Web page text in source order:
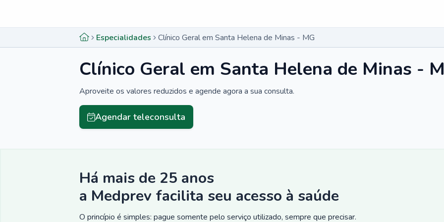
Especialidades Clínico Geral em Santa Helena de Minas - MG
Clínico Geral em Santa Helena de Minas -
Aproveite os valores reduzidos e agende agora a sua consulta.
Agendar teleconsulta
Há mais de 25 anos
a Medprev facilita seu acesso à saúde
O princípio é simples: pague somente pelo serviço utilizado, sempre que precisar.